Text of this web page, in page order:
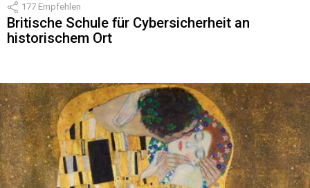
177 Empfehlen
Britische Schule für Cybersicherheit an
historischem Ort